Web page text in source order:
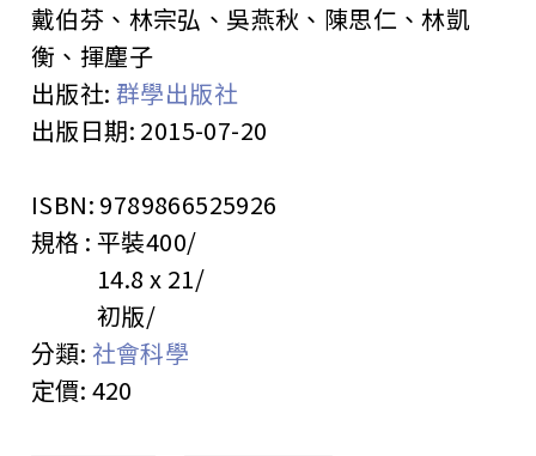
戴伯芬、林宗弘、吳燕秋、陳思仁、林凱
衡、揮麈子
出版社: 群學出版社
出版日期: 2015-07-20
ISBN: 9789866525926
規格 : 平裝400
14.8 x 21
初版
分類: 社會科學
定價: 420